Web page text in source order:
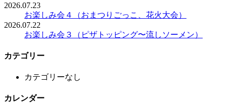
2026.07.23
お楽しみ会４（おまつりごっこ、花火大会）
2026.07.22
お楽しみ会３（ピザトッピング〜流しソーメン）
カテゴリー
カテゴリーなし
カレンダー